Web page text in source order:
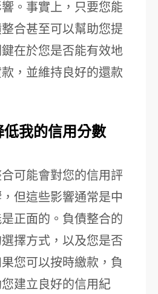
。事實上，只要您能
合甚至可以幫助您提
在於您是否能有效地
，並維持良好的還款
我的信用分數
可能會對您的信用評
但這些影響通常是中
正面的。負債整合的
擇方式，以及您是否
您可以按時繳款，負
建立良好的信用紀